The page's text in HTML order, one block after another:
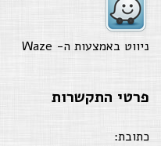
ניווט באמצעות ה- Waze
פרטי התקשרות
כתובת: